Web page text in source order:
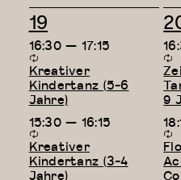
3
19
16:30— 17:15
Kreativer
Kindertanz (5-6
Jahre)
15:30— 16:15
Kreativer
Kindertanz (3-4
Jahre)
3
9